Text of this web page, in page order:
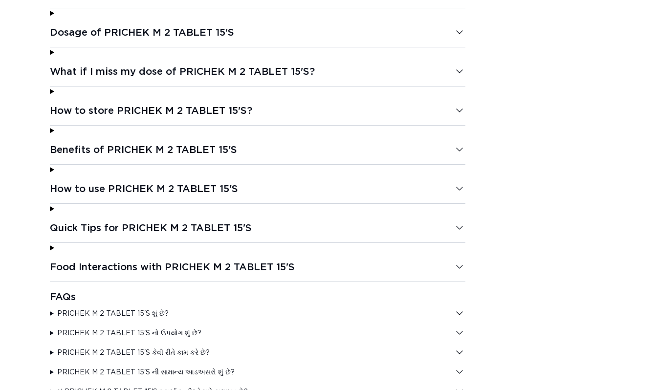
Dosage of PRICHEK M 2 TABLET 15'S
What if I miss my dose of PRICHEK M 2 TABLET 15'S?
How to store PRICHEK M 2 TABLET 15'S?
Benefits of PRICHEK M 2 TABLET 15'S
How to use PRICHEK M 2 TABLET 15'S
Quick Tips for PRICHEK M 2 TABLET 15'S
Food Interactions with PRICHEK M 2 TABLET 15'S
FAQs
PRICHEK M 2 TABLET 15'S શું છે?
PRICHEK M 2 TABLET 15'S નો ઉપયોગ શું છે?
PRICHEK M 2 TABLET 15'S કેવી રીતે કામ કરે છે?
PRICHEK M 2 TABLET 15'S ની સામાન્ય આડઅસરો શું છે?